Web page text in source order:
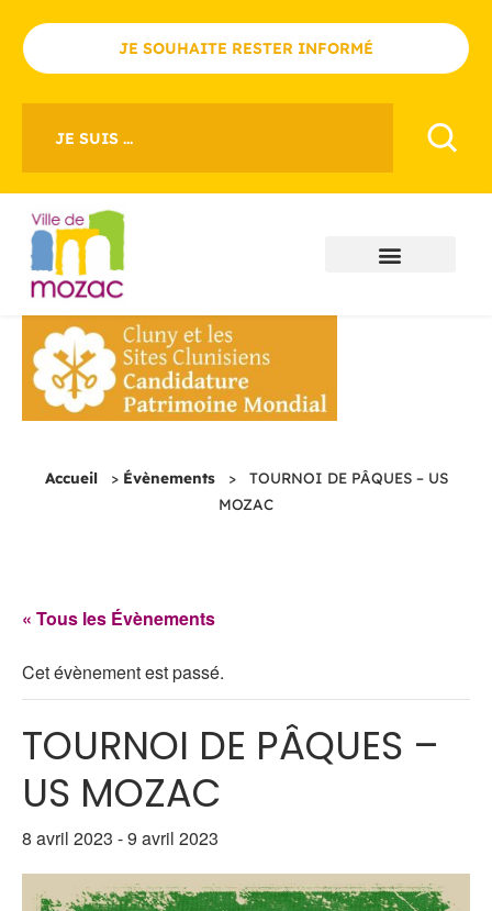
JE SOUHAITE RESTER INFORMÉ
JE SUIS ...
Accueil > Évènements >
TOURNOI DE PÂQUES – US
MOZAC
« Tous les Évènements
Cet évènement est passé.
TOURNOI DE PÂQUES –
US MOZAC
8 avril 2023 -9 avril 2023